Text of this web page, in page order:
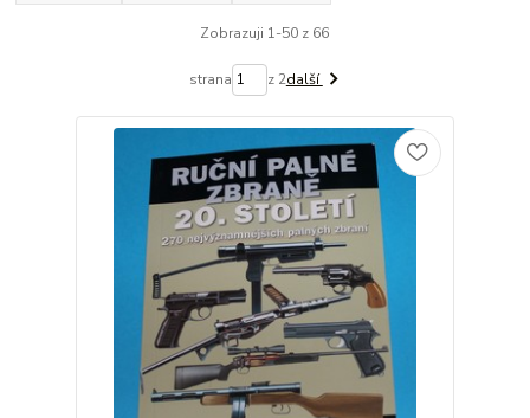
Zobrazuji 1-50 z 66
strana z 2další